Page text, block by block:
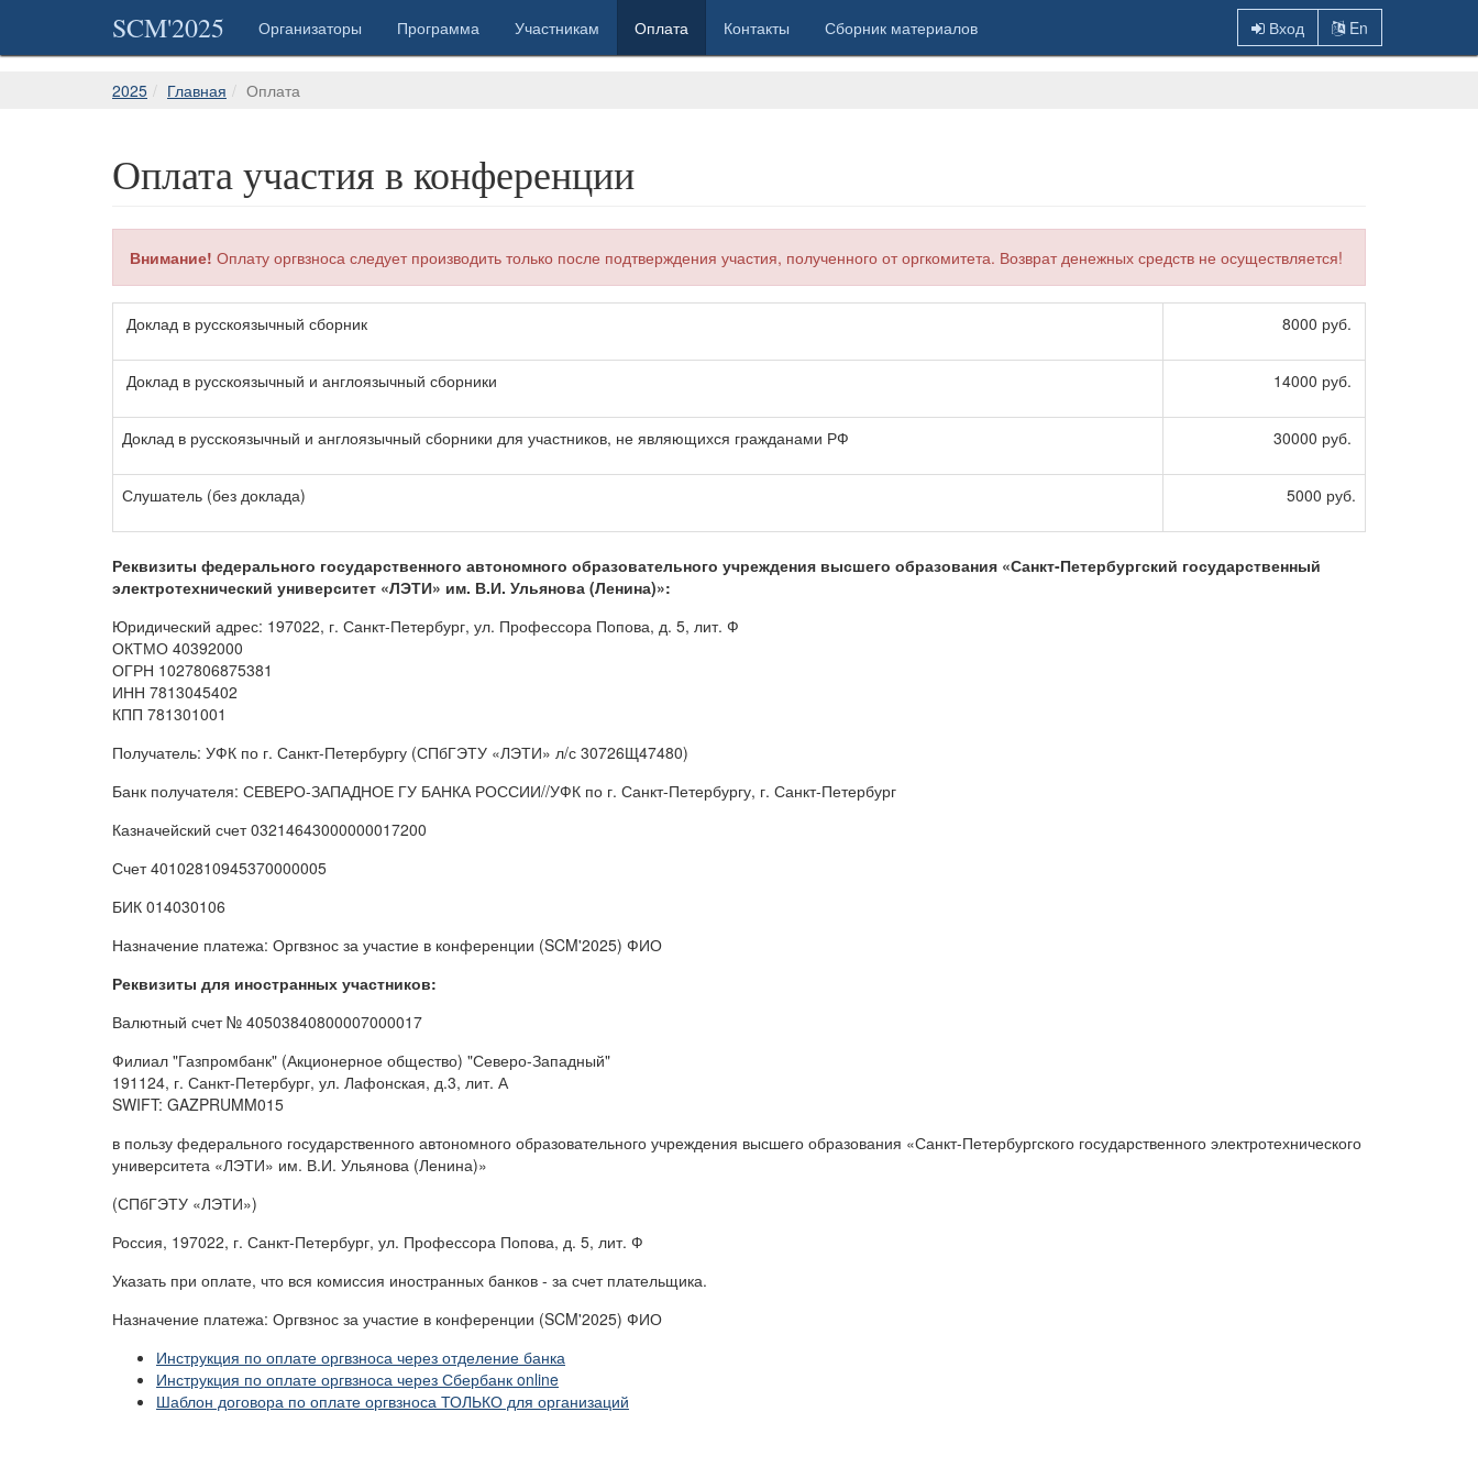
SCM'2025 Организаторы Программа Участникам Оплата Контакты Сборник материалов Вход En
2025 Главная Оплата
Оплата участия в конференции
Внимание! Оплату оргвзноса следует производить только после подтверждения участия, полученного от оргкомитета. Возврат денежных средств не осуществляется!
Доклад в русскоязычный сборник 8000 руб.
Доклад в русскоязычный и англоязычный сборники 14000 руб.
Доклад в русскоязычный и англоязычный сборники для участников, не являющихся гражданами РФ 30000 руб.
Слушатель (без доклада) 5000 руб.
Реквизиты федерального государственного автономного образовательного учреждения высшего образования «Санкт-Петербургский государственный
электротехнический университет «ЛЭТИ» им. В.И. Ульянова (Ленина)»:
Юридический адрес: 197022, г. Санкт-Петербург, ул. Профессора Попова, д. 5, лит. Ф
ОКТМО 40392000
ОГРН 1027806875381
ИНН 7813045402
КПП 781301001
Получатель: УФК по г. Санкт-Петербургу (СПбГЭТУ «ЛЭТИ» л/с 30726Щ47480)
Банк получателя: СЕВЕРО-ЗАПАДНОЕ ГУ БАНКА РОССИИ//УФК по г. Санкт-Петербургу, г. Санкт-Петербург
Казначейский счет 03214643000000017200
Счет 40102810945370000005
БИК 014030106
Назначение платежа: Оргвзнос за участие в конференции (SCM'2025) ФИО
Реквизиты для иностранных участников:
Валютный счет № 40503840800007000017
Филиал "Газпромбанк" (Акционерное общество) "Северо-Западный"
191124, г. Санкт-Петербург, ул. Лафонская, д.3, лит. А
SWIFT: GAZPRUMM015
в пользу федерального государственного автономного образовательного учреждения высшего образования «Санкт-Петербургского государственного электротехнического
университета «ЛЭТИ» им. В.И. Ульянова (Ленина)»
(СПбГЭТУ «ЛЭТИ»)
Россия, 197022, г. Санкт-Петербург, ул. Профессора Попова, д. 5, лит. Ф
Указать при оплате, что вся комиссия иностранных банков - за счет плательщика.
Назначение платежа: Оргвзнос за участие в конференции (SCM'2025) ФИО
Инструкция по оплате оргвзноса через отделение банка
Инструкция по оплате оргвзноса через Сбербанк online
Шаблон договора по оплате оргвзноса ТОЛЬКО для организаций